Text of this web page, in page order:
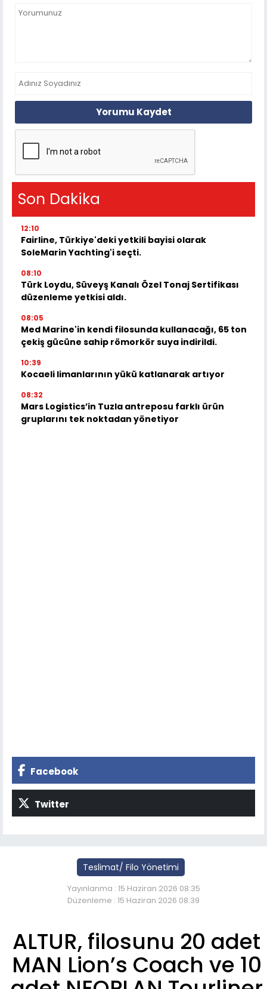
Yorumu Kaydet
Son Dakika
12:10
Fairline, Türkiye'deki yetkili bayisi olarak
SoleMarin Yachting'i seçti.
08:10
Türk Loydu, Süveyş Kanalı Özel Tonaj Sertifikası
düzenleme yetkisi aldı.
08:05
Med Marine'in kendi filosunda kullanacağı, 65 ton
çekiş gücüne sahip römorkör suya indirildi.
10:39
Kocaeli limanlarının yükü katlanarak artıyor
08:32
Mars Logistics’in Tuzla antreposu farklı ürün
gruplarını tek noktadan yönetiyor
Facebook
Twitter
Teslimat/ Filo Yönetimi
Yayınlanma : 15 Haziran 2026 08:35
Düzenleme : 15 Haziran 2026 08:39
ALTUR, filosunu 20 adet
MAN Lion’s Coach ve 10